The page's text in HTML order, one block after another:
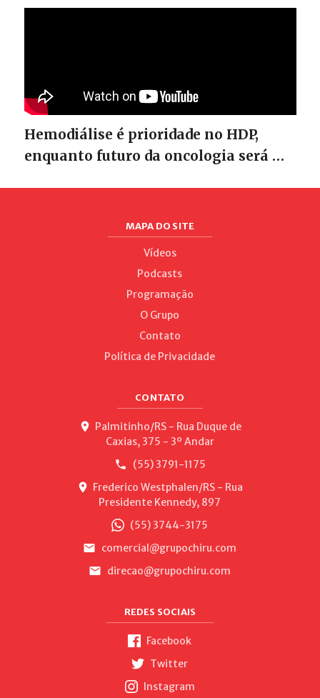
Hemodiálise é prioridade no HDP,
enquanto futuro da oncologia será …
MAPA DO SITE
Vídeos
Podcasts
Programação
O Grupo
Contato
Política de Privacidade
CONTATO
Palmitinho/RS - Rua Duque de
Caxias, 375 - 3º Andar
(55) 3791-1175
Frederico Westphalen/RS - Rua
Presidente Kennedy, 897
(55) 3744-3175
comercial@grupochiru.com
direcao@grupochiru.com
REDES SOCIAIS
Facebook
Twitter
Instagram